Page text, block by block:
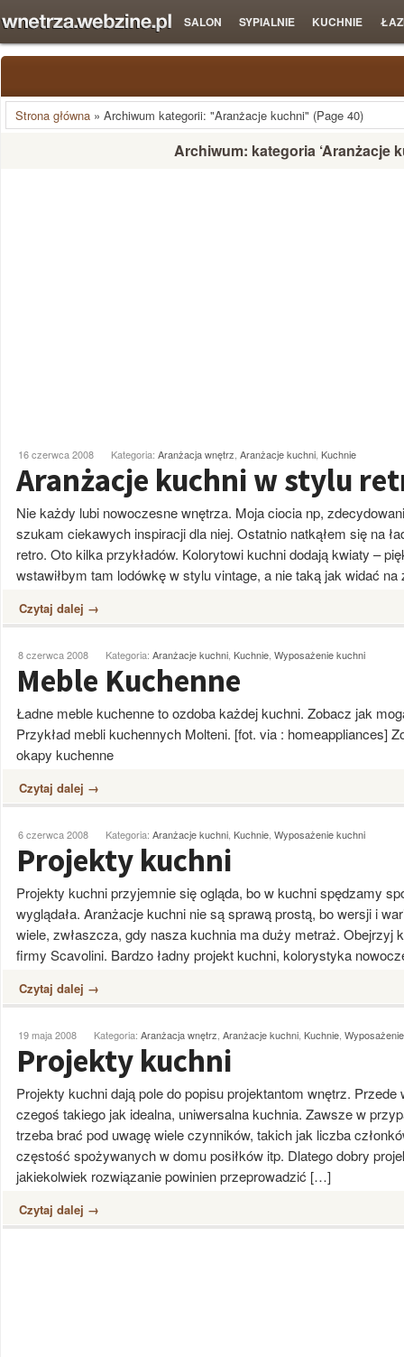
SALON SYPIALNIE KUCHNIE
Strona główna » Archiwum kategorii: "Aranżacje kuchni" (Page 40)
Archiwum: kategoria ‘Aranżacje
16 czerwca 2008 Kategoria: Aranżacja wnętrz Aranżacje kuchni Kuchnie
Aranżacje kuchni w stylu
Nie każdy lubi nowoczesne wnętrza. Moja ciocia np,
szukam ciekawych inspiracji dla niej. Ostatnio natkąłem się na
retro. Oto kilka przykładów. Kolorytowi kuchni dodają kwiaty –
wstawiłbym tam lodówkę w stylu vintage, a nie taką jak widać
Czytaj dalej →
8 czerwca 2008 Kategoria: Aranżacje kuchni Kuchnie Wyposażenie kuchni
Meble Kuchenne
Ładne meble kuchenne to ozdoba każdej kuchni. Zobacz jak
Przykład mebli kuchennych Molteni. [fot. via : homeappliances]
okapy kuchenne
Czytaj dalej →
6 czerwca 2008 Kategoria: Aranżacje kuchni Kuchnie Wyposażenie kuchni
Projekty kuchni
Projekty kuchni przyjemnie się ogląda, bo w kuchni spędzamy
wyglądała. Aranżacje kuchni nie są sprawą prostą, bo wersji i
wiele, zwłaszcza, gdy nasza kuchnia ma duży metraż. Obejrzyj
firmy Scavolini. Bardzo ładny projekt kuchni, kolorystyka
Czytaj dalej →
19 maja 2008 Kategoria: Aranżacja wnętrz Aranżacje kuchni Kuchnie
Projekty kuchni
Projekty kuchni dają pole do popisu projektantom wnętrz.
czegoś takiego jak idealna, uniwersalna kuchnia. Zawsze w
trzeba brać pod uwagę wiele czynników, takich jak liczba
częstość spożywanych w domu posiłków itp. Dlatego dobry
jakiekolwiek rozwiązanie powinien przeprowadzić […]
Czytaj dalej →